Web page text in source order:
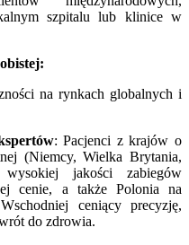
szpitalu lub klinice w
na rynkach globalnych i
: Pacjenci z krajów o
(Niemcy, Wielka Brytania,
jakości zabiegów
cenie, a także Polonia na
ceniący precyzję,
do zdrowia.